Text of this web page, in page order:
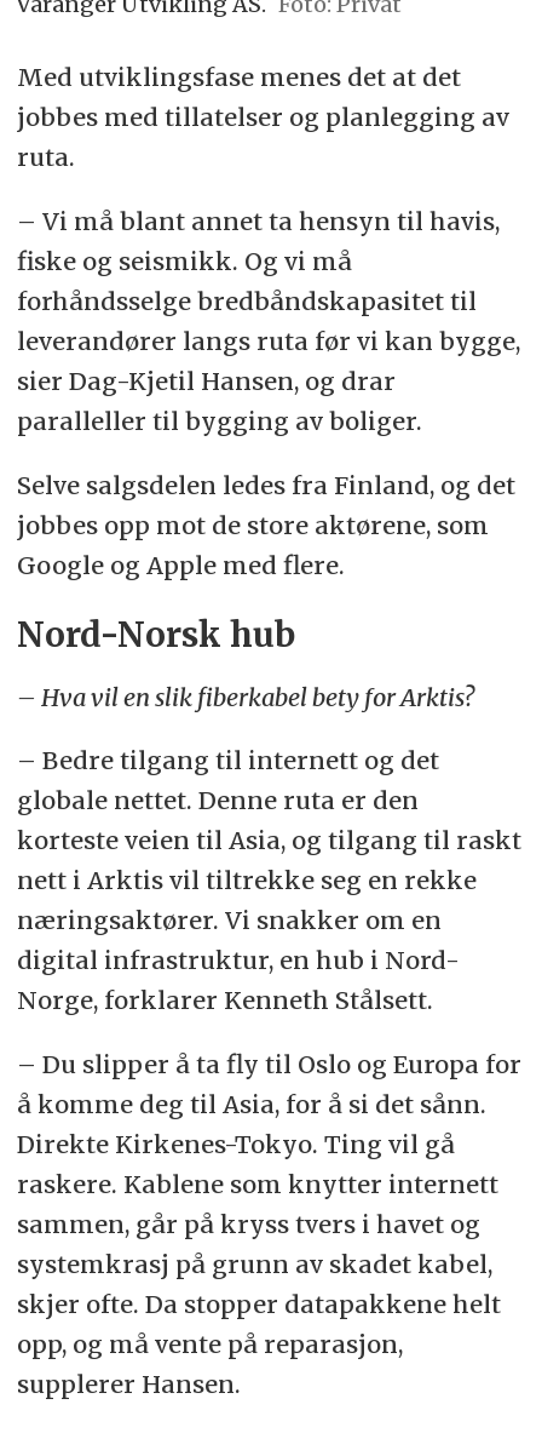
Med utviklingsfase menes det at det
jobbes med tillatelser og planlegging av
ruta.
– Vi må blant annet ta hensyn til havis,
fiske og seismikk. Og vi må
forhåndsselge bredbåndskapasitet til
leverandører langs ruta før vi kan bygge,
sier Dag-Kjetil Hansen, og drar
paralleller til bygging av boliger.
Selve salgsdelen ledes fra Finland, og det
jobbes opp mot de store aktørene, som
Google og Apple med flere.
Nord-Norsk hub
– Hva vil en slik fiberkabel bety for Arktis?
– Bedre tilgang til internett og det
globale nettet. Denne ruta er den
korteste veien til Asia, og tilgang til raskt
nett i Arktis vil tiltrekke seg en rekke
næringsaktører. Vi snakker om en
digital infrastruktur, en hub i Nord-
Norge, forklarer Kenneth Stålsett.
– Du slipper å ta fly til Oslo og Europa for
å komme deg til Asia, for å si det sånn.
Direkte Kirkenes-Tokyo. Ting vil gå
raskere. Kablene som knytter internett
sammen, går på kryss tvers i havet og
systemkrasj på grunn av skadet kabel,
skjer ofte. Da stopper datapakkene helt
opp, og må vente på reparasjon,
supplerer Hansen.